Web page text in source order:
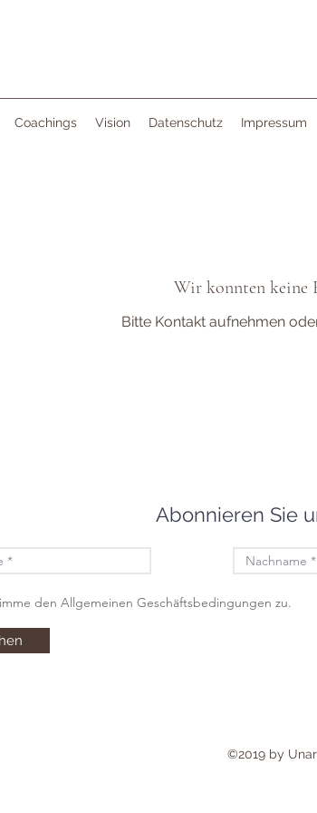
Coachings Vision Datenschutz Impressum
Wir konnten keine
Bitte Kontakt aufnehmen
Abonnieren Sie
den Allgemeinen Geschäftsbedingungen zu.
©2019 by